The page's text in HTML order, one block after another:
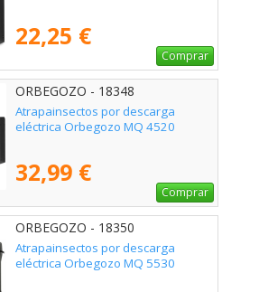
22,25 €
Comprar
ORBEGOZO - 18348
Atrapainsectos por descarga
eléctrica Orbegozo MQ 4520
32,99 €
Comprar
ORBEGOZO - 18350
Atrapainsectos por descarga
eléctrica Orbegozo MQ 5530